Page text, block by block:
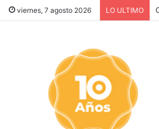
viernes, 7 agosto 2026 LO ULTIMO